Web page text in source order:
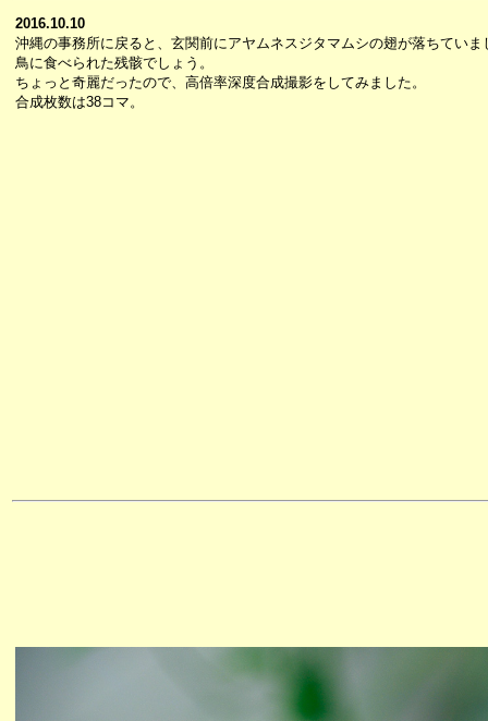
2016.10.10
沖縄の事務所に戻ると、玄関前にアヤムネスジタマムシの翅が落ちていま
鳥に食べられた残骸でしょう。
ちょっと奇麗だったので、高倍率深度合成撮影をしてみました。
合成枚数は38コマ。